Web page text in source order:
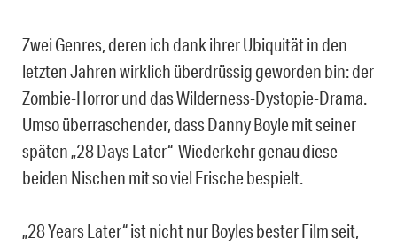
Zwei Genres, deren ich dank ihrer Ubiquität in den
letzten Jahren wirklich überdrüssig geworden bin: der
Zombie-Horror und das Wilderness-Dystopie-Drama.
Umso überraschender, dass Danny Boyle mit seiner
späten „28 Days Later“-Wiederkehr genau diese
beiden Nischen mit so viel Frische bespielt.
„28 Years Later“ ist nicht nur Boyles bester Film seit,